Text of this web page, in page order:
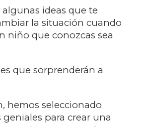
ideas que te
la situación cuando
niño que conozcas sea
que sorprenderán a
hemos seleccionado
para crear una